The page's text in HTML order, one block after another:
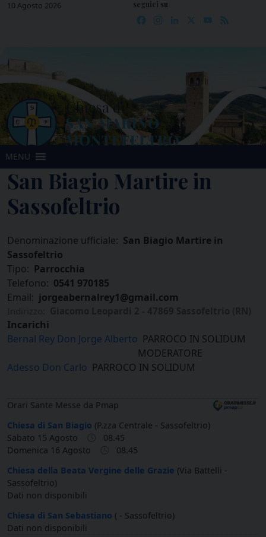
Skip10 Agosto 2026 seguici su
Facebook
Instagram
LinkedIn YouTube
MENU
San Biagio Martire in
Sassofeltrio
Denominazione ufficiale: San Biagio Martire in
Sassofeltrio
Tipo: Parrocchia
Telefono: 0541 970185
Email: jorgeabernalrey1@gmail.com
Incarichi
Bernal Rey Don Jorge Alberto PARROCO IN SOLIDUM
MODERATORE
Adesso Don Carlo PARROCO IN SOLIDUM
Orari Sante Messe da Pmap
Chiesa di San Biagio (P.zza Centrale - Sassofeltrio)
Sabato 15 Agosto
08.45
Domenica 16 Agosto
08.45
Chiesa della Beata Vergine delle Grazie (Via Battelli -
Sassofeltrio)
Dati non disponibili
Chiesa di San Sebastiano ( - Sassofeltrio)
Dati non disponibili